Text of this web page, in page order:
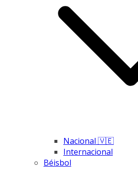
Nacional 🇻🇪
Internacional
Béisbol